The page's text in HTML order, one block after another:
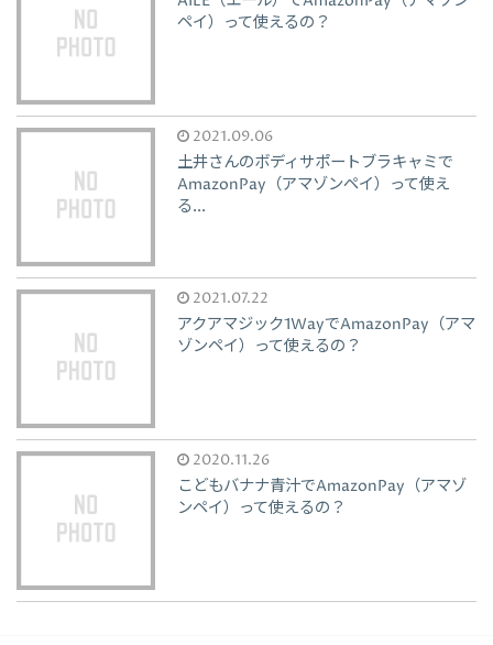
ペイ）って使えるの？
2021.09.06
土井さんのボディサポートブラキャミで
AmazonPay（アマゾンペイ）って使え
る...
2021.07.22
アクアマジック1WayでAmazonPay（アマ
ゾンペイ）って使えるの？
2020.11.26
こどもバナナ青汁でAmazonPay（アマゾ
ンペイ）って使えるの？